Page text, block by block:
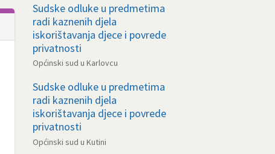
Sudske odluke u predmetima
radi kaznenih djela
iskorištavanja djece i povrede
privatnosti
Općinski sud u Karlovcu
Sudske odluke u predmetima
radi kaznenih djela
iskorištavanja djece i povrede
privatnosti
Općinski sud u Kutini